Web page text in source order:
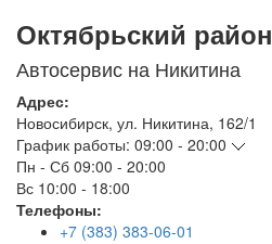
Октябрьский район
Автосервис на Никитина
Адрес:
Новосибирск, ул. Никитина, 162/1
График работы: 09:00 - 20:00
Пн - Сб 09:00 - 20:00
Вс 10:00 - 18:00
Телефоны:
+7 (383) 383-06-01